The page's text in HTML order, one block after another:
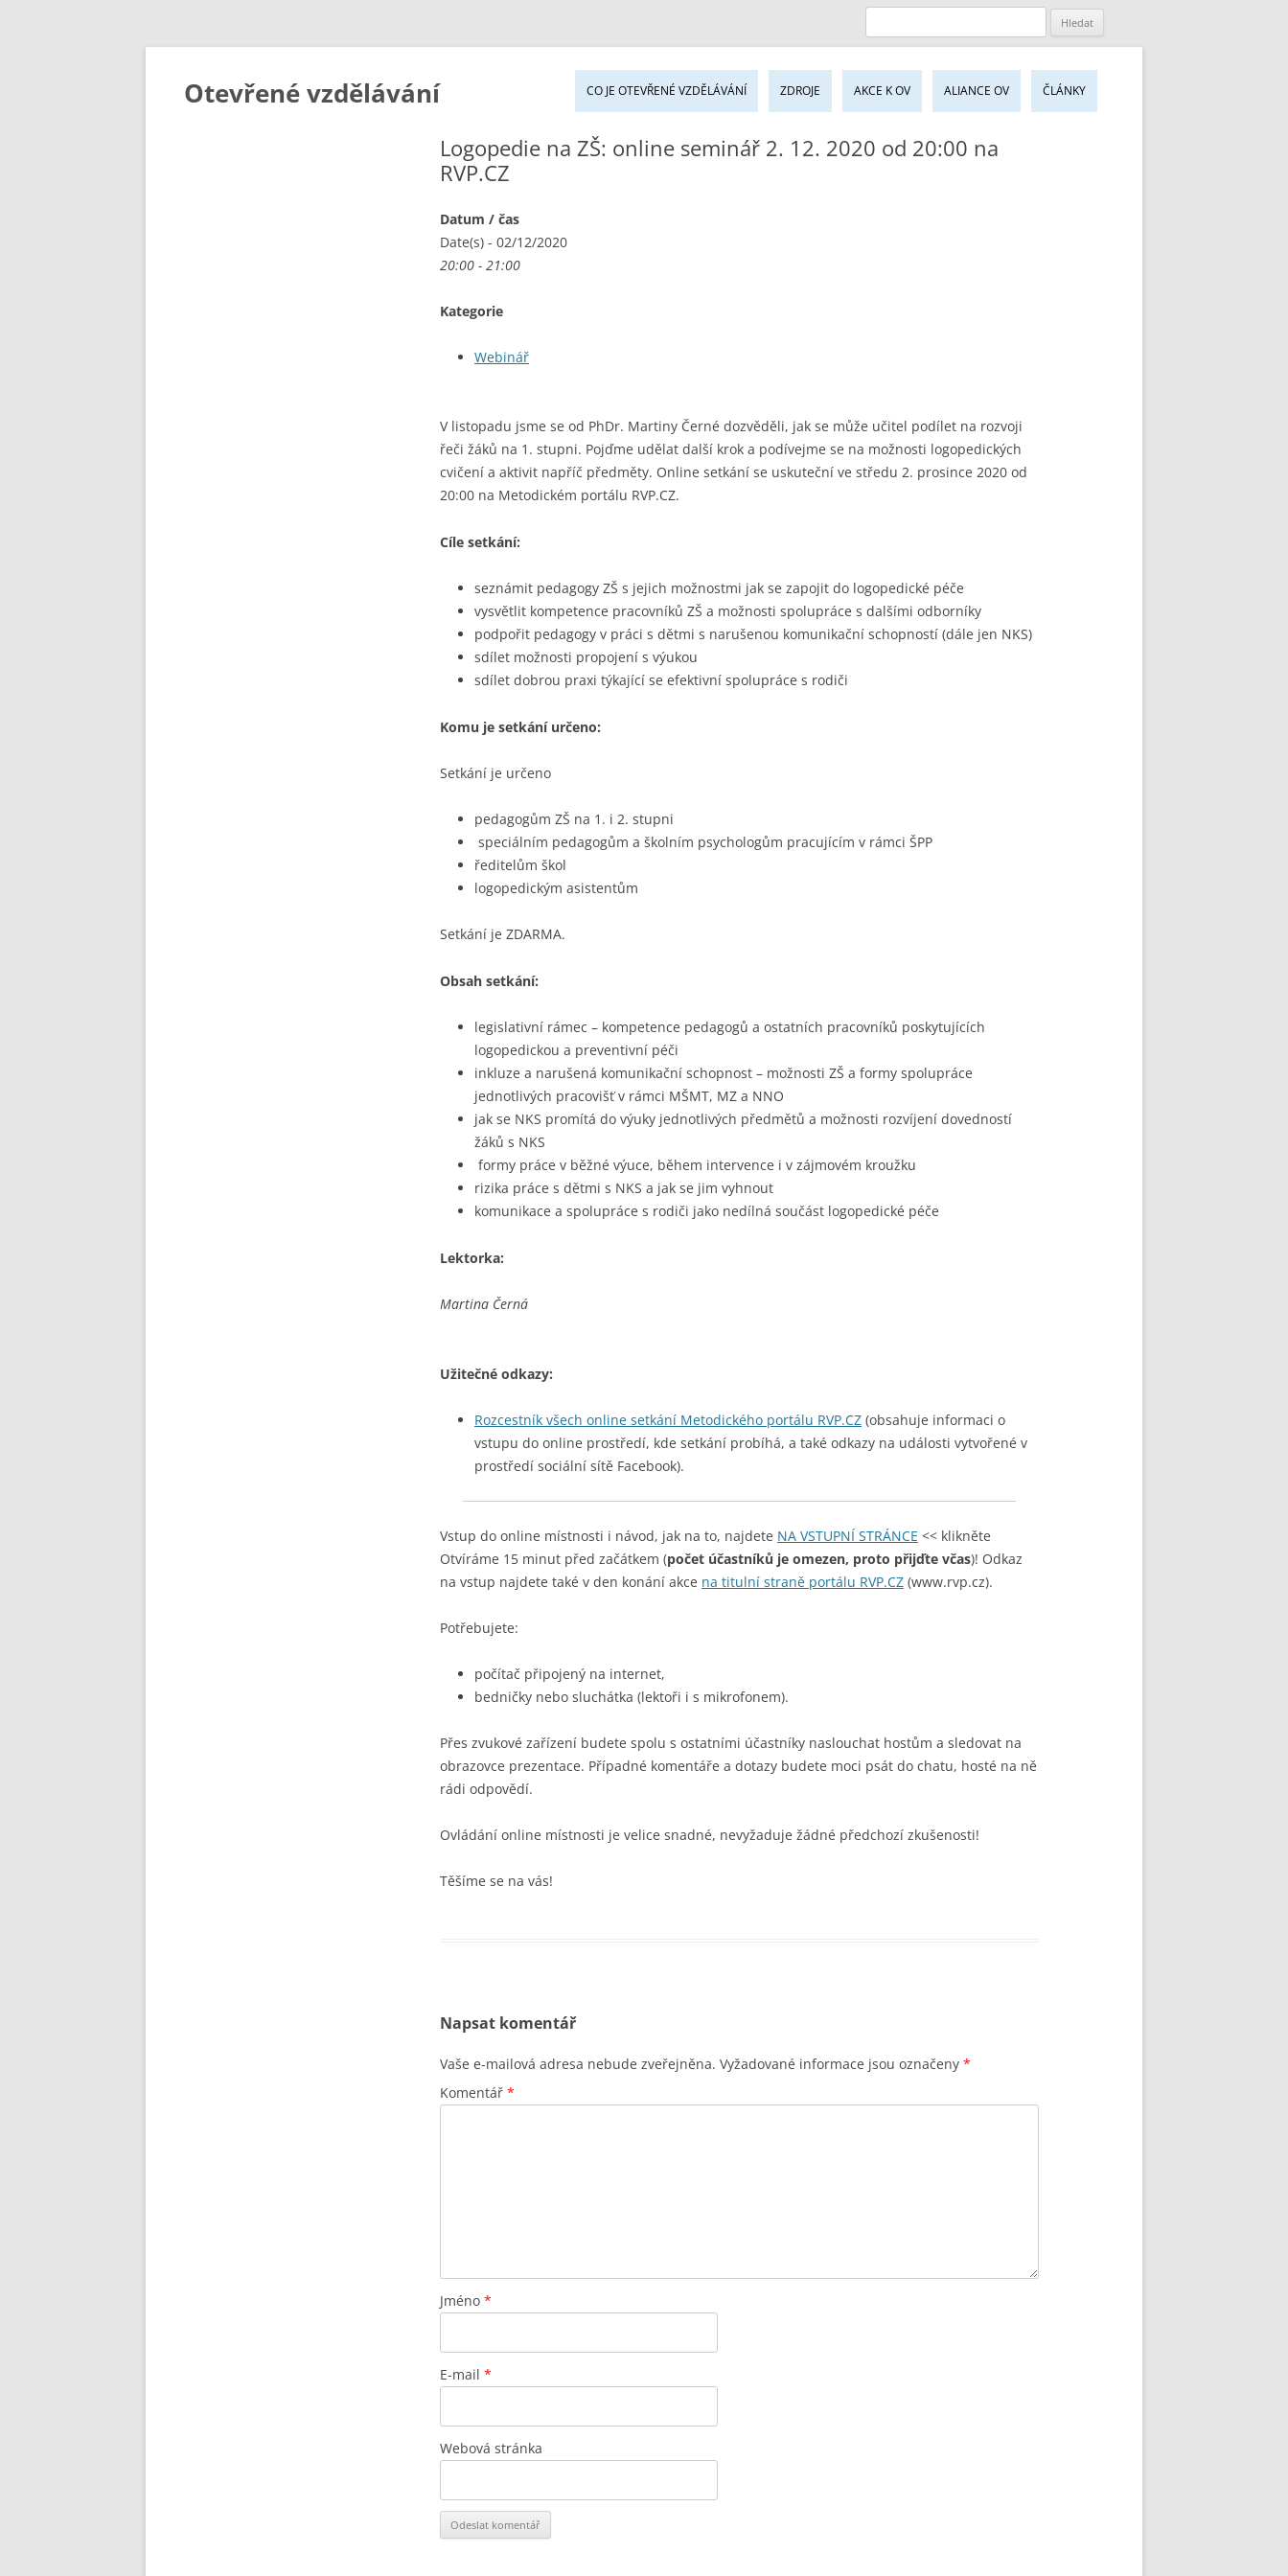
Otevřené vzdělávání Přejít
webu
CO JE OTEVŘENÉ VZDĚLÁVÁNÍ ZDROJE AKCE K OV ALIANCE OV ČLÁNKY
Logopedie na ZŠ: online seminář 2. 12. 2020 od 20:00 na
RVP.CZ
Datum / čas
Date(s) - 02/12/2020
20:00 - 21:00
Kategorie
Webinář
V listopadu jsme se od PhDr. Martiny Černé dozvěděli, jak se může učitel podílet na rozvoji
řeči žáků na 1. stupni. Pojďme udělat další krok a podívejme se na možnosti logopedických
cvičení a aktivit napříč předměty. Online setkání se uskuteční ve středu 2. prosince 2020 od
20:00 na Metodickém portálu RVP.CZ.
Cíle setkání:
seznámit pedagogy ZŠ s jejich možnostmi jak se zapojit do logopedické péče
vysvětlit kompetence pracovníků ZŠ a možnosti spolupráce s dalšími odborníky
podpořit pedagogy v práci s dětmi s narušenou komunikační schopností (dále jen NKS)
sdílet možnosti propojení s výukou
sdílet dobrou praxi týkající se efektivní spolupráce s rodiči
Komu je setkání určeno:
Setkání je určeno
pedagogům ZŠ na 1. i 2. stupni
speciálním pedagogům a školním psychologům pracujícím v rámci ŠPP
ředitelům škol
logopedickým asistentům
Setkání je ZDARMA.
Obsah setkání:
legislativní rámec – kompetence pedagogů a ostatních pracovníků poskytujících
logopedickou a preventivní péči
inkluze a narušená komunikační schopnost – možnosti ZŠ a formy spolupráce
jednotlivých pracovišť v rámci MŠMT, MZ a NNO
jak se NKS promítá do výuky jednotlivých předmětů a možnosti rozvíjení dovedností
žáků s NKS
formy práce v běžné výuce, během intervence i v zájmovém kroužku
rizika práce s dětmi s NKS a jak se jim vyhnout
komunikace a spolupráce s rodiči jako nedílná součást logopedické péče
Lektorka:
Martina Černá
Užitečné odkazy:
Rozcestník všech online setkání Metodického portálu RVP.CZ (obsahuje informaci o
vstupu do online prostředí, kde setkání probíhá, a také odkazy na události vytvořené v
prostředí sociální sítě Facebook).
Vstup do online místnosti i návod, jak na to, najdete NA VSTUPNÍ STRÁNCE << klikněte
Otvíráme 15 minut před začátkem (počet účastníků je omezen, proto přijďte včas)! Odkaz
na vstup najdete také v den konání akce na titulní straně portálu RVP.CZ (www.rvp.cz).
Potřebujete:
počítač připojený na internet,
bedničky nebo sluchátka (lektoři i s mikrofonem).
Přes zvukové zařízení budete spolu s ostatními účastníky naslouchat hostům a sledovat na
obrazovce prezentace. Případné komentáře a dotazy budete moci psát do chatu, hosté na ně
rádi odpovědí.
Ovládání online místnosti je velice snadné, nevyžaduje žádné předchozí zkušenosti!
Těšíme se na vás!
Napsat komentář
Vaše e-mailová adresa nebude zveřejněna. Vyžadované informace jsou označeny *
Komentář *
Jméno *
E-mail *
Webová stránka